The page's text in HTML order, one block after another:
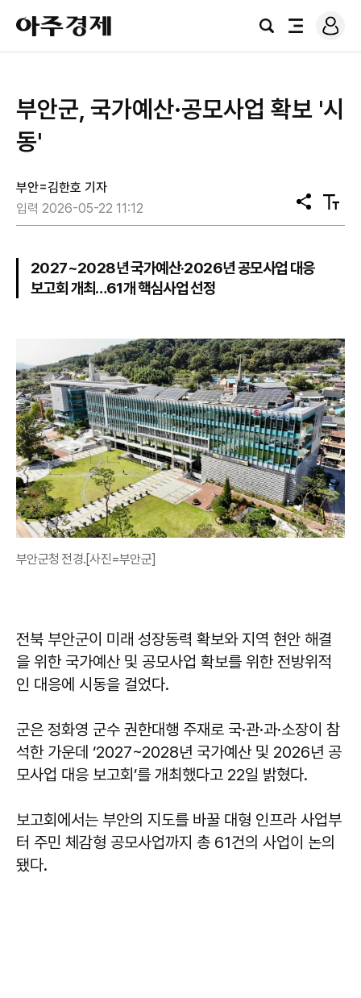
아
주
경
검
전
로
그
부안군, 국가예산·공모사업 확보 '시
동'
부안=김한호 기자
입력 2026-05-22 11:12
공
유
텍
스
2027~2028년 국가예산·2026년 공모사업 대응
보고회 개최…61개 핵심사업 선정
부안군청 전경.[사진=부안군]
전북 부안군이 미래 성장동력 확보와 지역 현안 해결
을 위한 국가예산 및 공모사업 확보를 위한 전방위적
인 대응에 시동을 걸었다.
군은 정화영 군수 권한대행 주재로 국·관·과·소장이 참
석한 가운데 ‘2027~2028년 국가예산 및 2026년 공
모사업 대응 보고회’를 개최했다고 22일 밝혔다.
보고회에서는 부안의 지도를 바꿀 대형 인프라 사업부
터 주민 체감형 공모사업까지 총 61건의 사업이 논의
됐다.